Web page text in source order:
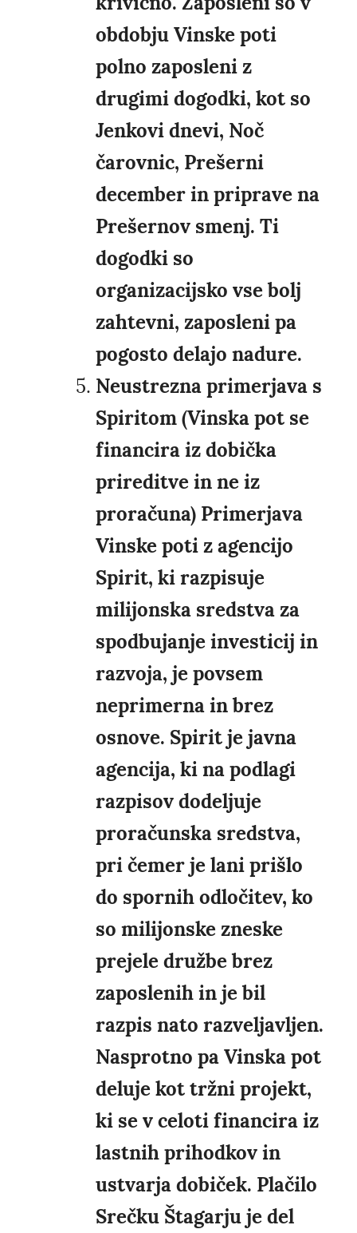
obdobju Vinske poti
polno zaposleni z
drugimi dogodki, kot so
Jenkovi dnevi, Noč
čarovnic, Prešerni
december in priprave na
Prešernov smenj. Ti
dogodki so
organizacijsko vse bolj
zahtevni, zaposleni pa
pogosto delajo nadure.
Neustrezna primerjava s
Spiritom (Vinska pot se
financira iz dobička
prireditve in ne iz
proračuna) Primerjava
Vinske poti z agencijo
Spirit, ki razpisuje
milijonska sredstva za
spodbujanje investicij in
razvoja, je povsem
neprimerna in brez
osnove. Spirit je javna
agencija, ki na podlagi
razpisov dodeljuje
proračunska sredstva,
pri čemer je lani prišlo
do spornih odločitev, ko
so milijonske zneske
prejele družbe brez
zaposlenih in je bil
razpis nato razveljavljen.
Nasprotno pa Vinska pot
deluje kot tržni projekt,
ki se v celoti financira iz
lastnih prihodkov in
ustvarja dobiček. Plačilo
Srečku Štagarju je del